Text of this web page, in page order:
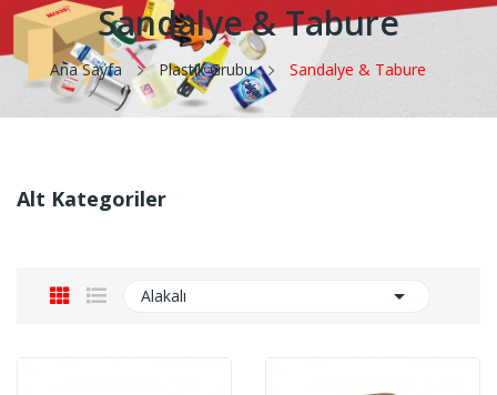
Sandalye & Tabure
Ana Sayfa Plastik Grubu Sandalye & Tabure
Alt Kategoriler
Alakalı 